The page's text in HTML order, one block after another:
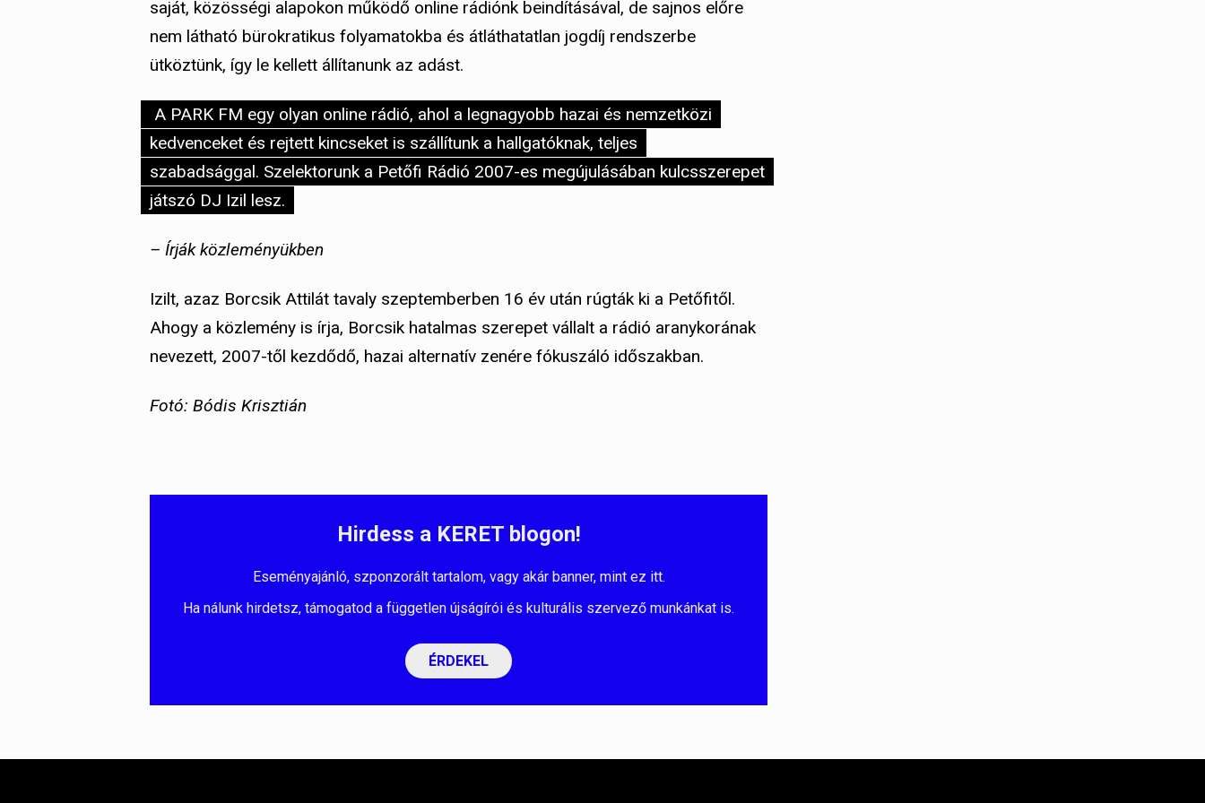
saját, közösségi alapokon működő online rádiónk beindításával, de sajnos előre
nem látható bürokratikus folyamatokba és átláthatatlan jogdíj rendszerbe
ütköztünk, így le kellett állítanunk az adást.
A PARK FM egy olyan online rádió, ahol a legnagyobb hazai és nemzetközi
kedvenceket és rejtett kincseket is szállítunk a hallgatóknak, teljes
szabadsággal. Szelektorunk a Petőfi Rádió 2007-es megújulásában kulcsszerepet
játszó DJ Izil lesz.
– Írják közleményükben
Izilt, azaz Borcsik Attilát tavaly szeptemberben 16 év után rúgták ki a Petőfitől.
Ahogy a közlemény is írja, Borcsik hatalmas szerepet vállalt a rádió aranykorának
nevezett, 2007-től kezdődő, hazai alternatív zenére fókuszáló időszakban.
Fotó: Bódis Krisztián
Hirdess a KERET blogon!
Eseményajánló, szponzorált tartalom, vagy akár banner, mint ez itt.
Ha nálunk hirdetsz, támogatod a független újságírói és kulturális szervező munkánkat is.
ÉRDEKEL